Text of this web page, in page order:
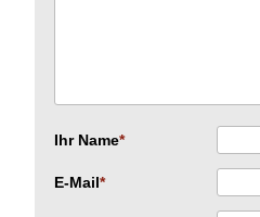
Ihr Name
E-Mail